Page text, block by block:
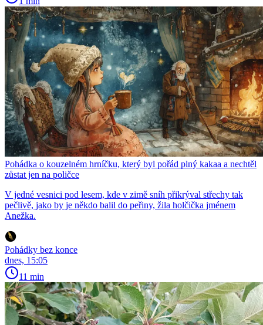
Pohádka o kouzelném hrníčku, který byl pořád plný kakaa a nechtěl
zůstat jen na poličce
V jedné vesnici pod lesem, kde v zimě sníh přikrýval střechy tak
pečlivě, jako by je někdo balil do peřiny, žila holčička jménem
Anežka.
Pohádky bez konce
dnes, 15:05
11 min